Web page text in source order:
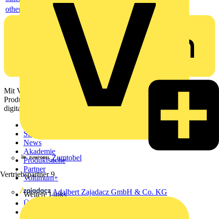
Zumtobel
Vertriebspartner 9
Adalbert Zajadacz GmbH & Co. KG
others
Mit Voltimum erhalten Elektrofachkräfte Zugang zu Branchennews,
Produktinformationen, Schulungen und Tools – alles auf einer
digitalen Plattform und Community.
Startseite
News
Akademie
Produktsuche
Partner
Voltimum+
Weitere Links
Über uns